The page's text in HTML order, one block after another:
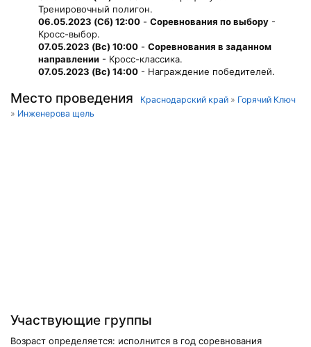
Тренировочный полигон.
06.05.2023 (Сб) 12:00 - Соревнования по выбору -
Кросс-выбор.
07.05.2023 (Вс) 10:00 - Соревнования в заданном
направлении - Кросс-классика.
07.05.2023 (Вс) 14:00 - Награждение победителей.
Место проведения Краснодарский край » Горячий Ключ
» Инженерова щель
Участвующие группы
Возраст определяется: исполнится в год соревнования